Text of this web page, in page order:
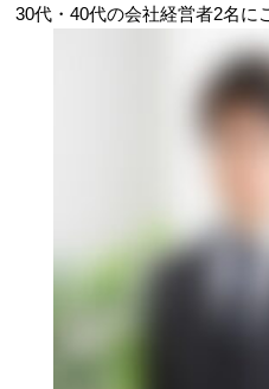
30代・40代の会社経営者2名